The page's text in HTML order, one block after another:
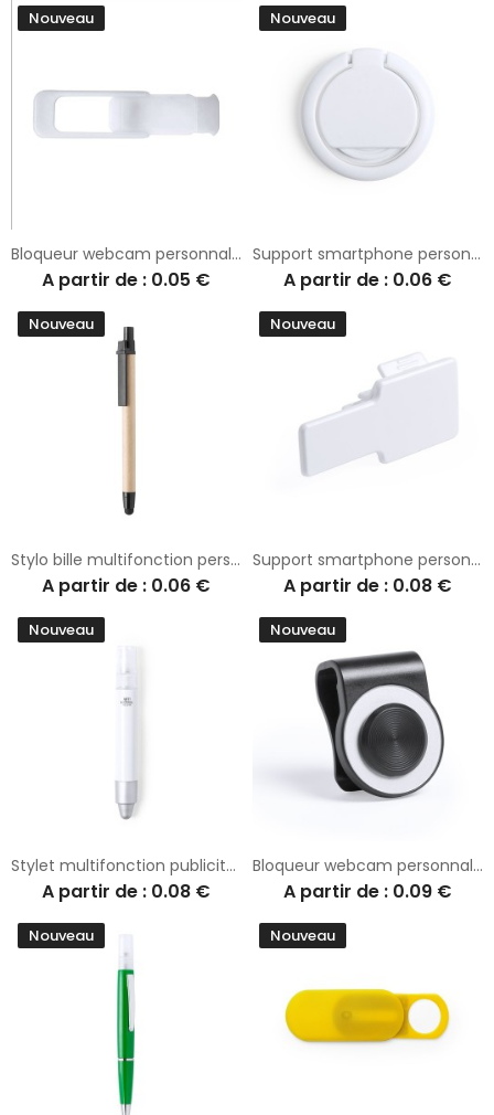
Nouveau
Bloqueur webcam personnalisable Lacol
A partir de : 0.05 €
Nouveau
Support smartphone personnalisé antibactérien Sustre
A partir de : 0.06 €
Nouveau
Stylo bille multifonction personnalisé pratique Than
A partir de : 0.06 €
Nouveau
Support smartphone personnalisable Beltrak
A partir de : 0.08 €
Nouveau
Stylet multifonction publicitaire antibactérien Fruk
A partir de : 0.08 €
Nouveau
Bloqueur webcam personnalisable Joystick Maint
A partir de : 0.09 €
Nouveau Nouveau